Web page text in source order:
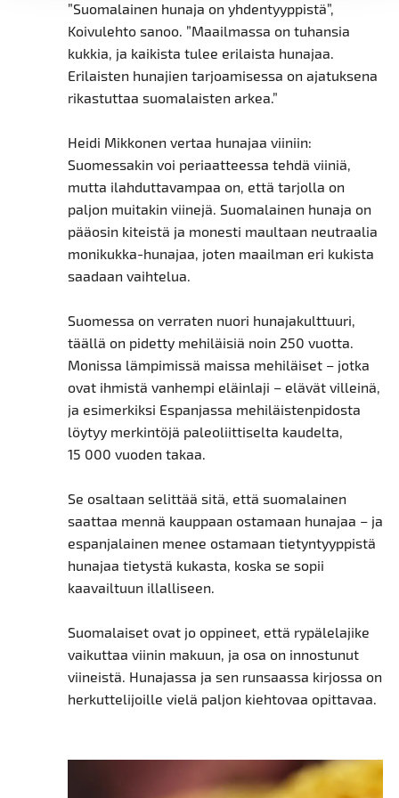
”Suomalainen hunaja on yhdentyyppistä”,
Koivulehto sanoo. ”Maailmassa on tuhansia
kukkia, ja kaikista tulee erilaista hunajaa.
Erilaisten hunajien tarjoamisessa on ajatuksena
rikastuttaa suomalaisten arkea.”
Heidi Mikkonen vertaa hunajaa viiniin:
Suomessakin voi periaatteessa tehdä viiniä,
mutta ilahduttavampaa on, että tarjolla on
paljon muitakin viinejä. Suomalainen hunaja on
pääosin kiteistä ja monesti maultaan neutraalia
monikukka-hunajaa, joten maailman eri kukista
saadaan vaihtelua.
Suomessa on verraten nuori hunajakulttuuri,
täällä on pidetty mehiläisiä noin 250 vuotta.
Monissa lämpimissä maissa mehiläiset – jotka
ovat ihmistä vanhempi eläinlaji – elävät villeinä,
ja esimerkiksi Espanjassa mehiläistenpidosta
löytyy merkintöjä paleoliittiselta kaudelta,
15 000 vuoden takaa.
Se osaltaan selittää sitä, että suomalainen
saattaa mennä kauppaan ostamaan hunajaa – ja
espanjalainen menee ostamaan tietyntyyppistä
hunajaa tietystä kukasta, koska se sopii
kaavailtuun illalliseen.
Suomalaiset ovat jo oppineet, että rypälelajike
vaikuttaa viinin makuun, ja osa on innostunut
viineistä. Hunajassa ja sen runsaassa kirjossa on
herkuttelijoille vielä paljon kiehtovaa opittavaa.